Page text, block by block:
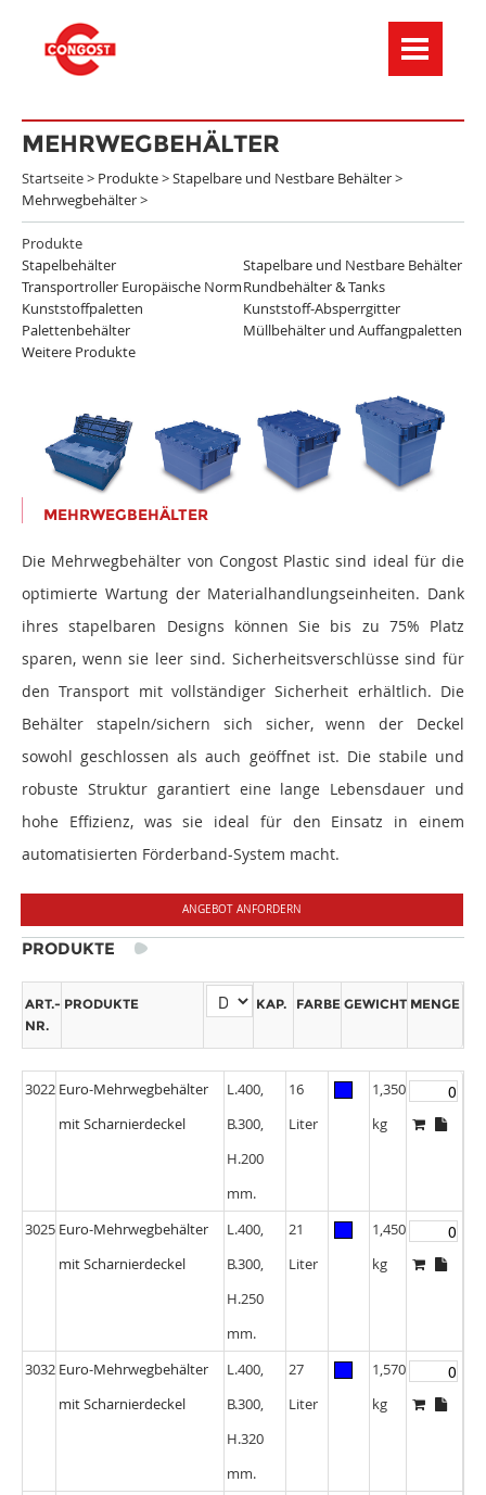
MEHRWEGBEHÄLTER
Startseite > Produkte>Stapelbare und Nestbare Behälter>
Mehrwegbehälter>
Produkte
Stapelbehälter
Stapelbare und Nestbare Behälter
Transportroller Europäische NormRundbehälter & Tanks
Kunststoffpaletten
Kunststoff-Absperrgitter
Palettenbehälter
Müllbehälter und Auffangpaletten
Weitere Produkte
MEHRWEGBEHÄLTER
Die Mehrwegbehälter von Congost Plastic sind ideal für die
optimierte Wartung der Materialhandlungseinheiten. Dank
ihres stapelbaren Designs können Sie bis zu 75% Platz
sparen, wenn sie leer sind. Sicherheitsverschlüsse sind für
den Transport mit vollständiger Sicherheit erhältlich. Die
Behälter stapeln/sichern sich sicher, wenn der Deckel
sowohl geschlossen als auch geöffnet ist. Die stabile und
robuste Struktur garantiert eine lange Lebensdauer und
hohe Effizienz, was sie ideal für den Einsatz in einem
automatisierten Förderband-System macht.
ANGEBOT ANFORDERN
PRODUKTE
ART.-
NR.
PRODUKTE KAP. FARBE GEWICHT MENGE
3022 Euro-Mehrwegbehälter
mit Scharnierdeckel
L.400,
B.300,
H.200
mm.
16
Liter
1,350
kg
3025 Euro-Mehrwegbehälter
mit Scharnierdeckel
L.400,
B.300,
H.250
mm.
21
Liter
1,450
kg
3032 Euro-Mehrwegbehälter
mit Scharnierdeckel
L.400,
B.300,
H.320
mm.
27
Liter
1,570
kg